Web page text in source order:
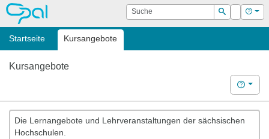
OPAL Suche
Suchen
Login Hilfe
Startseite Kursangebote
Kursangebote
Hilfe
Die Lernangebote und Lehrveranstaltungen der sächsischen
Hochschulen.